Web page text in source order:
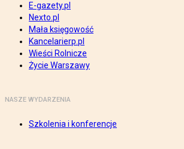
E-gazety.pl
Nexto.pl
Mała księgowość
Kancelarierp.pl
Wieści Rolnicze
Życie Warszawy
NASZE WYDARZENIA
Szkolenia i konferencje